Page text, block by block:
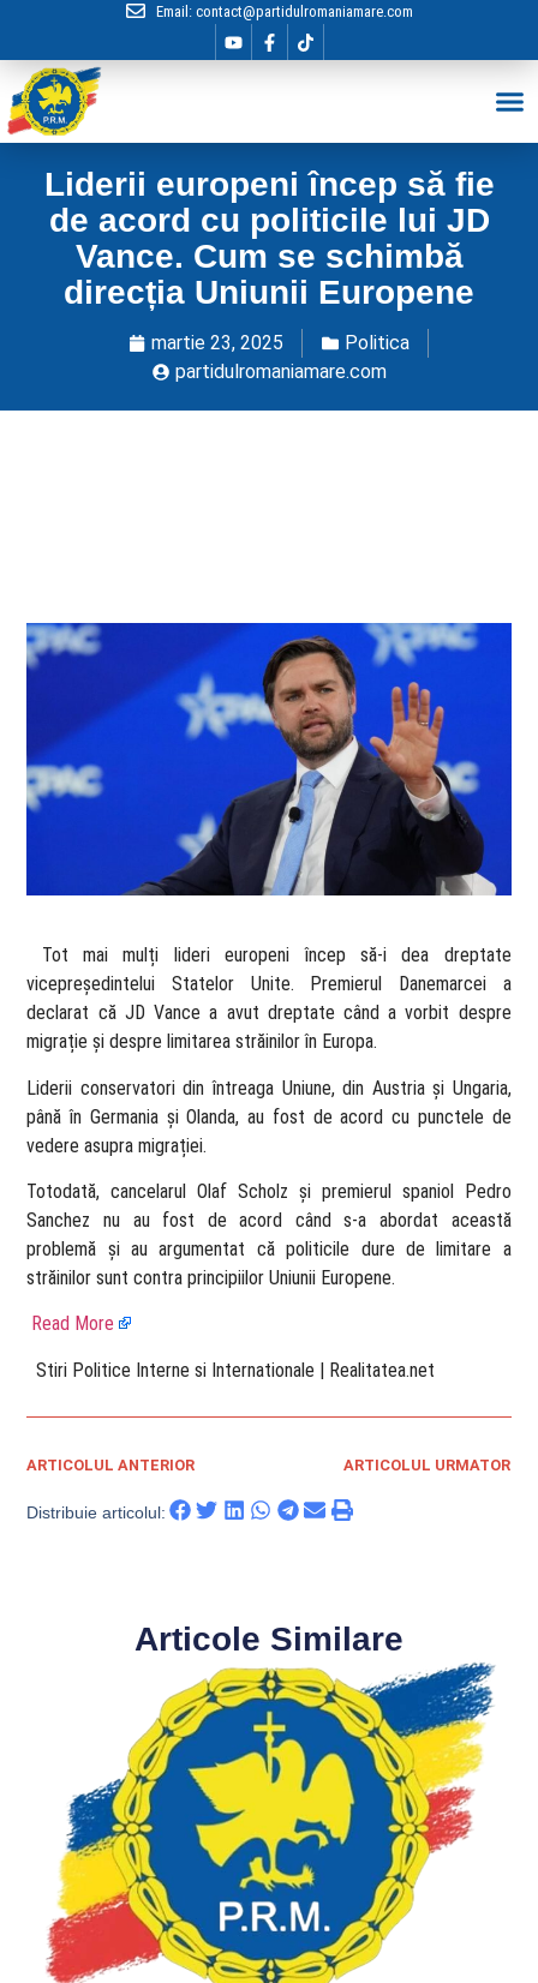
Email: contact@partidulromaniamare.com
Liderii europeni încep să fie
de acord cu politicile lui JD
Vance. Cum se schimbă
direcția Uniunii Europene
martie 23, 2025
Politica
partidulromaniamare.com
​ Tot mai mulți lideri europeni încep să-i dea dreptate
vicepreședintelui Statelor Unite. Premierul Danemarcei a
declarat că JD Vance a avut dreptate când a vorbit despre
migrație și despre limitarea străinilor în Europa.
Liderii conservatori din întreaga Uniune, din Austria și Ungaria,
până în Germania și Olanda, au fost de acord cu punctele de
vedere asupra migrației.
Totodată, cancelarul Olaf Scholz și premierul spaniol Pedro
Sanchez nu au fost de acord când s-a abordat această
problemă și au argumentat că politicile dure de limitare a
străinilor sunt contra principiilor Uniunii Europene.
Read More
​ Stiri Politice Interne si Internationale | Realitatea.net
ARTICOLUL ANTERIOR ARTICOLUL URMATOR
Distribuie articolul:
Articole Similare